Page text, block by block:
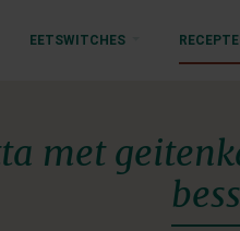
EETSWITCHES
met